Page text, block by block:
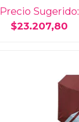
Precio Sugerido:
$23.207,80